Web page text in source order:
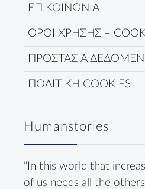
ΕΠΙΚΟΙΝΩΝΙΑ
ΟΡΟΙ ΧΡΗΣΗΣ –
ΠΡΟΣΤΑΣΙΑ
ΠΟΛΙΤΙΚΗ COOKIES
Humanstories
"In this world that
of us needs all the